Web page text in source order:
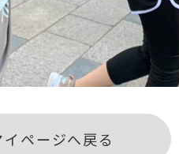
ページへ戻る